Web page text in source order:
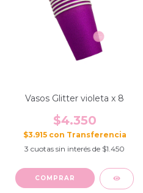
Vasos Glitter violeta x 8
$4.350
$3.915 con
3 cuotas sin interés de $1.450